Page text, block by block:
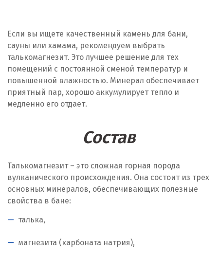
Если вы ищете качественный камень для бани,
сауны или хамама, рекомендуем выбрать
талькомагнезит. Это лучшее решение для тех
помещений с постоянной сменой температур и
повышенной влажностью. Минерал обеспечивает
приятный пар, хорошо аккумулирует тепло и
медленно его отдает.
Состав
Талькомагнезит – это сложная горная порода
вулканического происхождения. Она состоит из трех
основных минералов, обеспечивающих полезные
свойства в бане:
талька,
магнезита (карбоната натрия),